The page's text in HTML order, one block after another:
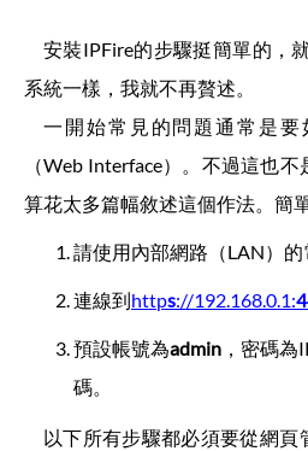
安裝IPFire的步驟挺簡單的，
系統一樣，我就不再贅述。
一開始常見的問題通常是
（Web Interface）。不過這也
算花太多篇幅敘述這個作法。簡
請使用內部網路（LAN）的
連線到https://192.168.0.1:
預設帳號為admin ，密碼
碼。
以下所有步驟都必須要從網